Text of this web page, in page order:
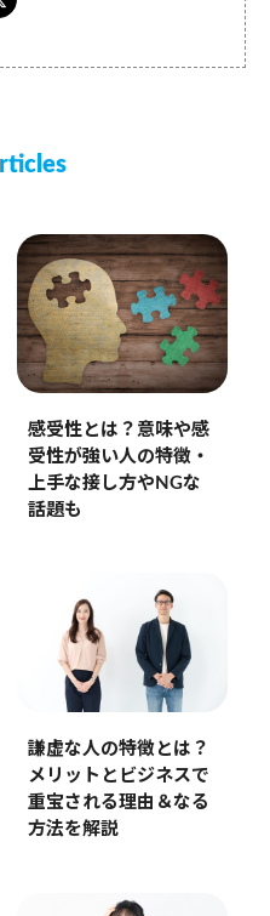
感受性とは？意味や感
受性が強い人の特徴・
上手な接し方やNGな
話題も
謙虚な人の特徴とは？
メリットとビジネスで
重宝される理由＆なる
方法を解説